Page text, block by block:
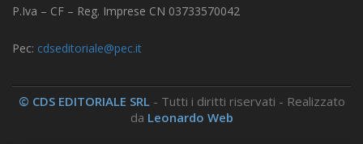
P.Iva – CF – Reg. Imprese CN 03733570042
Pec: cdseditoriale@pec.it
© CDS EDITORIALE SRL - Tutti i diritti riservati - Realizzato
da Leonardo Web